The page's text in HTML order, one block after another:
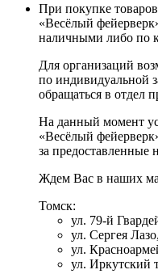
При покупке
«Весёлый
наличными либо по
Для организаций
по индивидуальной
обращаться в отдел
На данный момент
«Весёлый
за предоставленные
Ждем Вас в наших
Томск:
ул. 79-й
ул. Сергея
ул.
ул. Иркутский